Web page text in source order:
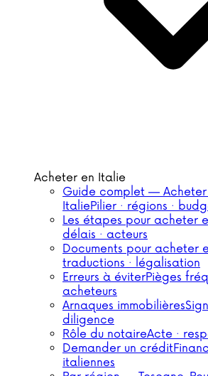
Acheter en Italie
Guide complet — Acheter
ItaliePilier · régions ·
Les étapes pour acheter
délais · acteurs
Documents pour acheter
traductions · légalisation
Erreurs à éviterPièges
acheteurs
Arnaques immobilières
diligence
Rôle du notaireActe ·
Demander un crédit
italiennes